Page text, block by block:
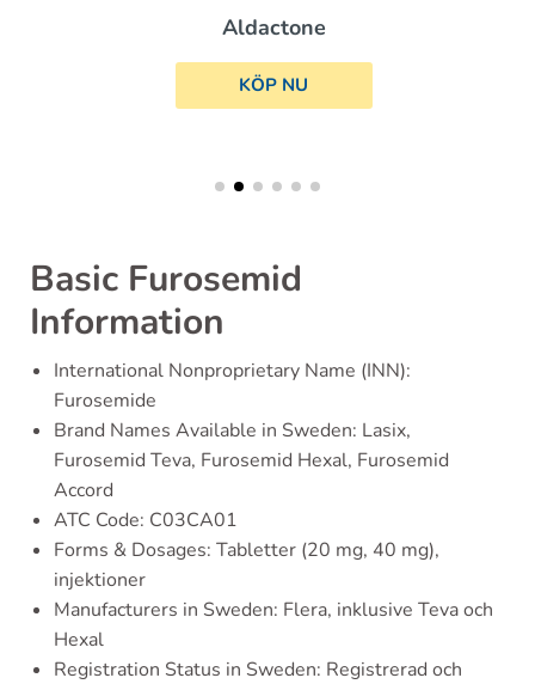
Aldactone
KÖP NU
Basic Furosemid
Information
International Nonproprietary Name (INN):
Furosemide
Brand Names Available in Sweden: Lasix,
Furosemid Teva, Furosemid Hexal, Furosemid
Accord
ATC Code: C03CA01
Forms & Dosages: Tabletter (20 mg, 40 mg),
injektioner
Manufacturers in Sweden: Flera, inklusive Teva och
Hexal
Registration Status in Sweden: Registrerad och